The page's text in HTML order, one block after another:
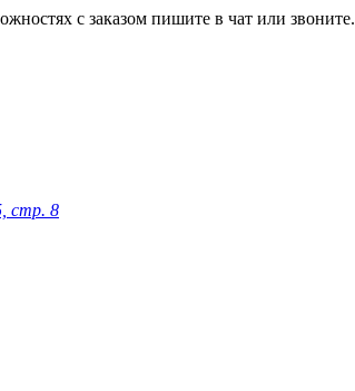
с заказом пишите в чат или звоните.
стр. 8